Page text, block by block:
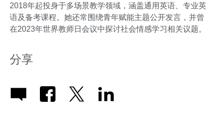
2018年起投身于多场景教学领域，涵盖通用英语、专业英
语及备考课程。她还常围绕青年赋能主题公开发言，并曾
在2023年世界教师日会议中探讨社会情感学习相关议题。
分享